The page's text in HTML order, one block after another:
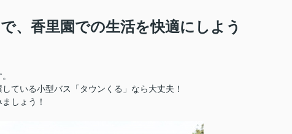
、香里園での生活を快適にしよう
ている小型バス「タウンくる」なら大丈夫！
しょう！